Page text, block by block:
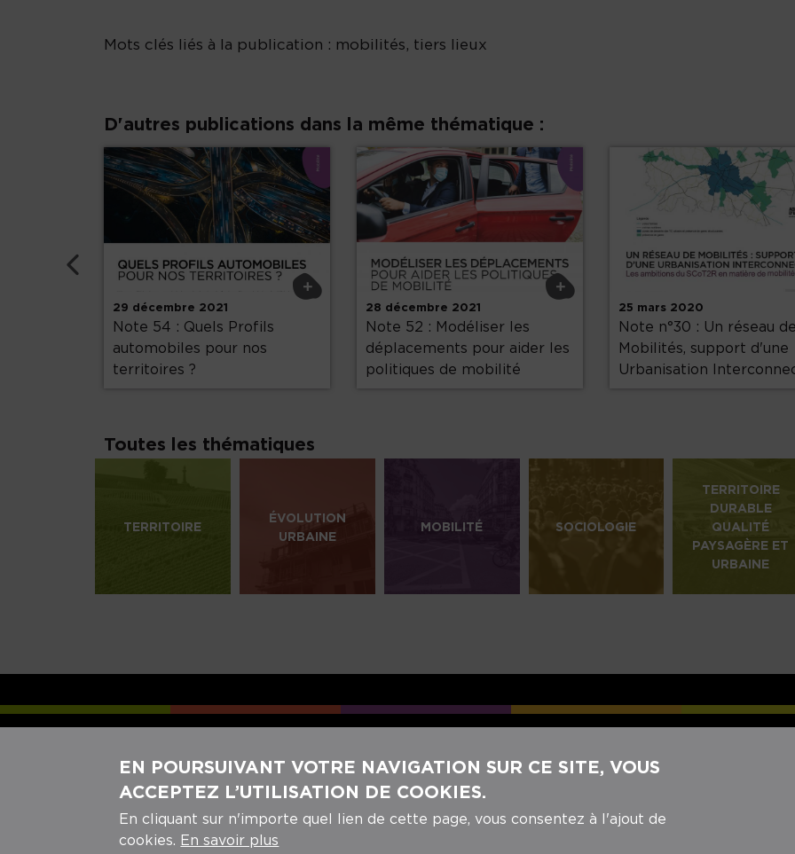
Mots clés liés à la publication : mobilités, tiers lieux
D'autres publications dans la même thématique :
Précédent
+
29 décembre 2021
Note 54 : Quels Profils
automobiles pour nos
territoires ?
+
28 décembre 2021
Note 52 : Modéliser les
déplacements pour aider les
politiques de mobilité
25 mars 2020
Note n°30 : Un réseau
Mobilités, support d'une
Urbanisation
Toutes les thématiques
TERRITOIRE
ÉVOLUTION
URBAINE
MOBILITÉ SOCIOLOGIE
TERRITOIRE
DURABLE
QUALITÉ
PAYSAGÈRE ET
URBAINE
REJOIGNEZ-NOUS SUR NOS
EN POURSUIVANT VOTRE NAVIGATION SUR CE SITE, VOUS
ACCEPTEZ L’UTILISATION DE COOKIES.
En cliquant sur n'importe quel lien de cette page, vous consentez à l'ajout de
cookies. En savoir plus